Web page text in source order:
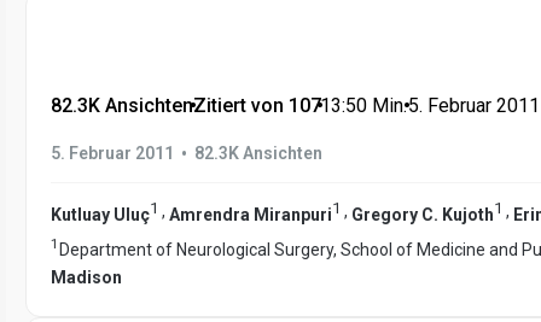
82.3K Ansichten•Zitiert von 107•13:50 Min.•5. Februar 2011
5. Februar 2011 • 82.3K Ansichten
Kutluay Uluç1 , Amrendra Miranpuri1 , Gregory C. Kujoth1 ,
1 Department of Neurological Surgery, School of Medicine and
Madison